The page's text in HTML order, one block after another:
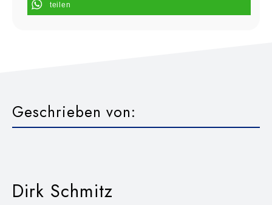
teilen
Geschrieben von:
Dirk Schmitz